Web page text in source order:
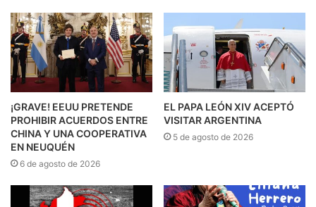
¡GRAVE! EEUU PRETENDE
PROHIBIR ACUERDOS ENTRE
CHINA Y UNA COOPERATIVA
EN NEUQUÉN
6 de agosto de 2026
EL PAPA LEÓN XIV ACEPTÓ
VISITAR ARGENTINA
5 de agosto de 2026